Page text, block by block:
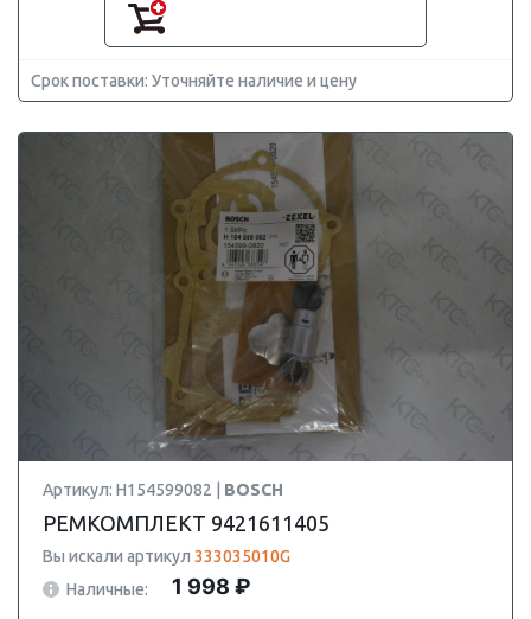
Срок поставки: Уточняйте наличие и цену
Артикул: H154599082 | BOSCH
РЕМКОМПЛЕКТ 9421611405
Вы искали артикул 333035010G
Наличные:
1 998 ₽